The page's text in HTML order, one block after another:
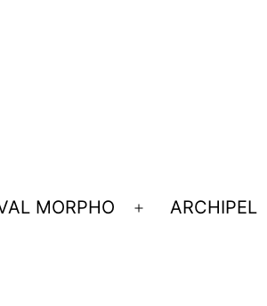
MORPHO
Ouvrir
ARCHIPEL